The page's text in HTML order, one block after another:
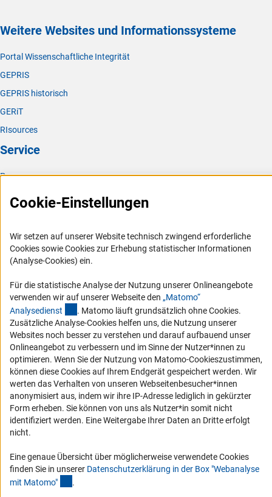
Weitere Websites und Informationssysteme
Portal Wissenschaftliche Integrität
GEPRIS
GEPRIS historisch
GERiT
RIsources
Service
Presse
Logo und Corporate Design
RSS-Feeds
Compliance
Vergabeverfahren
Barrierefreiheit
Service und Informationen für Menschen mit Behinderungen
Erklärung zur Barrierefreiheit
Barriere melden
DFG-aktuell
Erhalten Sie Neuigkeiten aus der DFG direkt in Ihr Mailpostfach oder
schauen Sie sich die Ausgaben online an.
Zum Newsletter
Cookie-Einstellungen
Wir setzen auf unserer Website technisch zwingend erforderliche
Cookies sowie Cookies zur Erhebung statistischer Informationen
(Analyse-Cookies) ein.
Für die statistische Analyse der Nutzung unserer Onlineangebote
verwenden wir auf unserer Webseite den „Matomo“
Analysedienst (externer Link)
. Matomo läuft grundsätzlich ohne Cookies.
Zusätzliche Analyse-Cookies helfen uns, die Nutzung unserer
Websites noch besser zu verstehen und darauf aufbauend unser
Onlineangebot zu verbessern und im Sinne der Nutzer*innen zu
optimieren. Wenn Sie der Nutzung von Matomo-Cookieszustimmen,
können diese Cookies auf Ihrem Endgerät gespeichert werden. Wir
werten das Verhalten von unseren Webseitenbesucher*innen
anonymisiert aus, indem wir ihre IP-Adresse lediglich in gekürzter
Form erheben. Sie können von uns als Nutzer*in somit nicht
identifiziert werden. Eine Weitergabe Ihrer Daten an Dritte erfolgt
nicht.
Eine genaue Übersicht über möglicherweise verwendete Cookies
finden Sie in unserer Datenschutzerklärung in der Box "Webanalyse
mit Matomo" .